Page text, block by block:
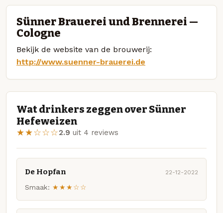
Sünner Brauerei und Brennerei —
Cologne
Bekijk de website van de brouwerij:
http://www.suenner-brauerei.de
Wat drinkers zeggen over Sünner
Hefeweizen
★★☆☆☆2.9 uit 4 reviews
De Hopfan 22-12-2022
Smaak: ★★★☆☆